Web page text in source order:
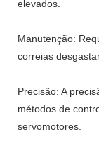
elevados.
Manutenção:
correias
Precisão: A
métodos de
servomotores.